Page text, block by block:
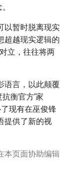
以暂时脱离现实
超越现实逻辑的
立，往往将两
语言，以此颠覆
衡官方‘家
现有在巫俊锋
提供了新的视
本页面协助编辑